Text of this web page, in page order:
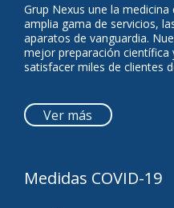
Grup Nexus une la
amplia gama de servicios,
aparatos de vanguardia.
mejor preparación
satisfacer miles de clientes
Ver más
Medidas COVID-19